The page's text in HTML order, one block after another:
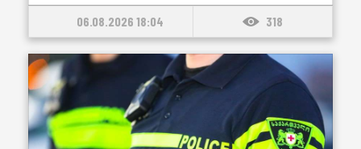
06.08.2026 18:04 318